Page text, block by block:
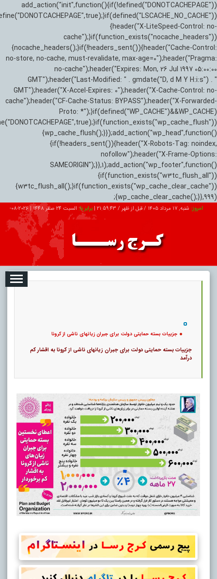
add_action("init",function(){if(!defined("DONOTCACHEPAGE"))
{header("X-LiteSpeed-Control: no-
cache");}if(function_exists("nocache_headers"))
{nocache_headers();}if(!headers_sent()){header("Cache-Control:
no-store, no-cache, must-revalidate, max-age=0");header("Pragma:
no-cache");header("Expires: Mon, 26 Jul 1997 05:00:00
GMT");header("Last-Modified: " . gmdate("D, d M Y H:i:s") . "
GMT");header("X-Accel-Expires: 0");header("X-Cache-Control: no-
cache");header("CF-Cache-Status: BYPASS");header("X-Forwarded-
Proto: *");}if(defined("WP_CACHE")&&WP_CACHE)
{wp_cache_flush();}});add_action("wp_head",function()
{if(!headers_sent()){header("X-Robots-Tag: noindex,
nofollow");header("X-Frame-Options:
SAMEORIGIN");}},1);add_action("wp_footer",function()
{if(function_exists("w3tc_flush_all"))
{w3tc_flush_all();}if(function_exists("wp_cache_clear_cache"))
{wp_cache_clear_cache();}},999);
امروز: شنبه, ۱۷ مرداد ۱۴۰۵ / قبل از ظهر / 21:59:44
|برابر با: السبت 24 صفر 1448 |
2026-08-
تبلیغات درباره ما ارتباط با ما
جزییات بسته حمایتی دولت برای جبران زیانهای ناشی از کرونا
جزییات بسته حمایتی دولت برای جبران زیانهای ناشی از کرونا به اقشار کم
درآمد